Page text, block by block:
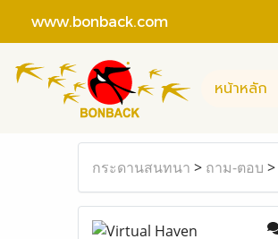
www.bonback.com
หน้าหลัก
กระดานสนทนา > ถาม-ตอบ >